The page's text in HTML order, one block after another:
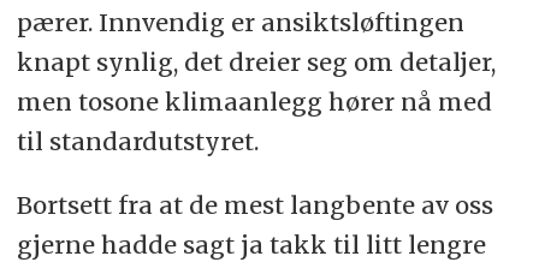
pærer. Innvendig er ansiktsløftingen
knapt synlig, det dreier seg om detaljer,
men tosone klimaanlegg hører nå med
til standardutstyret.
Bortsett fra at de mest langbente av oss
gjerne hadde sagt ja takk til litt lengre